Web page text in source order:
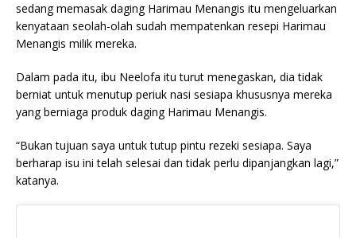
sedang memasak daging Harimau Menangis itu mengeluarkan
kenyataan seolah-olah sudah mempatenkan resepi Harimau
Menangis milik mereka.
Dalam pada itu, ibu Neelofa itu turut menegaskan, dia tidak
berniat untuk menutup periuk nasi sesiapa khususnya mereka
yang berniaga produk daging Harimau Menangis.
“Bukan tujuan saya untuk tutup pintu rezeki sesiapa. Saya
berharap isu ini telah selesai dan tidak perlu dipanjangkan lagi,”
katanya.